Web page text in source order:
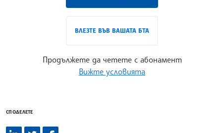
ВЛЕЗТЕ ВЪВ ВАШАТА БТА
Продължете да четете с абонамент
Вижте условията
СПОДЕЛЕТЕ